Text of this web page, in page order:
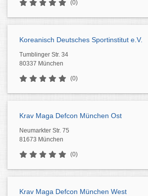
(0)
Koreanisch Deutsches Sportinstitut e.V.
Tumblinger Str. 34
80337 München
(0)
Krav Maga Defcon München Ost
Neumarkter Str. 75
81673 München
(0)
Krav Maga Defcon München West